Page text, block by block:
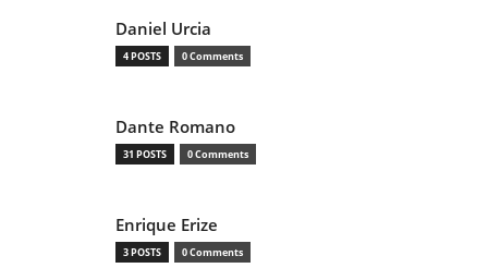
Daniel Urcia
4 POSTS 0 Comments
Dante Romano
31 POSTS 0 Comments
Enrique Erize
3 POSTS 0 Comments